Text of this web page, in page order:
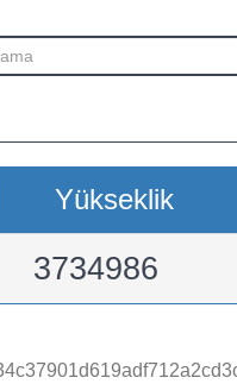
Yükseklik
3734986